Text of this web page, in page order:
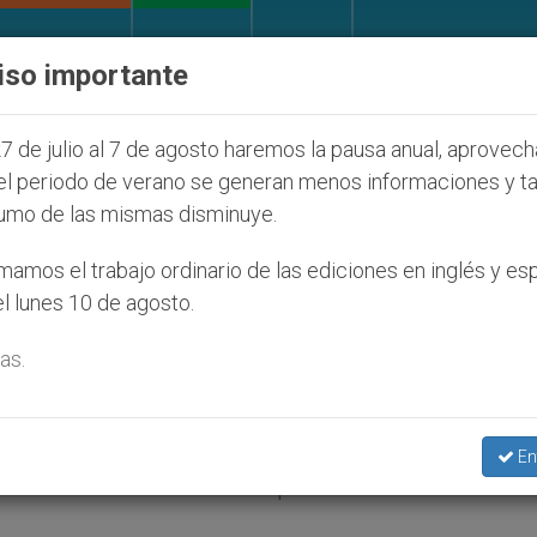
que afecta a cristianos (y no sólo) en Tierra
II al presidente George
2004 (
).- Publicamos el
encontrarse con el presidente de los
importante
de julio al 7 de agosto haremos la pausa anual,
periodo de verano se generan menos informaciones y
de las mismas disminuye.
el trabajo ordinario de las ediciones en inglés y
lunes 10 de agosto.